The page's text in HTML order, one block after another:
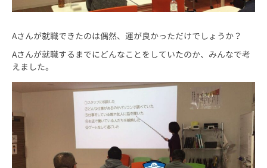
Aさんが就職できたのは偶然、運が良かっただけでしょうか？
Aさんが就職するまでにどんなことをしていたのか、みんなで考
えました。